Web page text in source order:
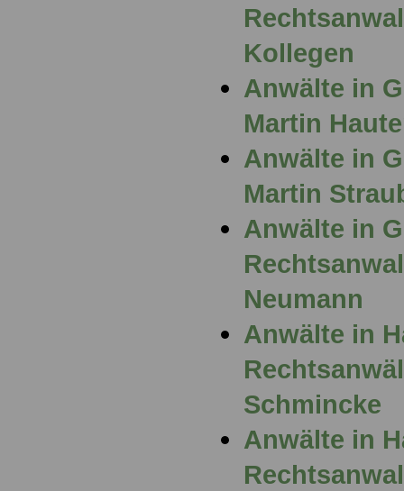
Kollegen
Anwälte in
Martin
Anwälte in
Martin
Anwälte in
Neumann
Anwälte in
Schmincke
Anwälte in